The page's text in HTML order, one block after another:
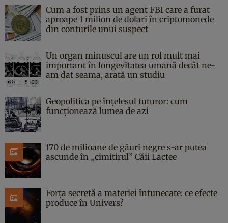
Cum a fost prins un agent FBI care a furat
aproape 1 milion de dolari în criptomonede
din conturile unui suspect
Un organ minuscul are un rol mult mai
important în longevitatea umană decât ne-
am dat seama, arată un studiu
Geopolitica pe înțelesul tuturor: cum
funcționează lumea de azi
170 de milioane de găuri negre s-ar putea
ascunde în „cimitirul” Căii Lactee
Forța secretă a materiei întunecate: ce efecte
produce în Univers?